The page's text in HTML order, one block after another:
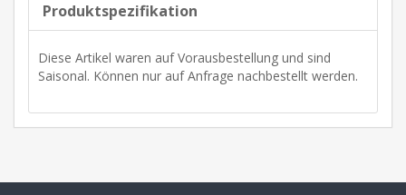
Produktspezifikation
Diese Artikel waren auf Vorausbestellung und sind
Saisonal. Können nur auf Anfrage nachbestellt werden.